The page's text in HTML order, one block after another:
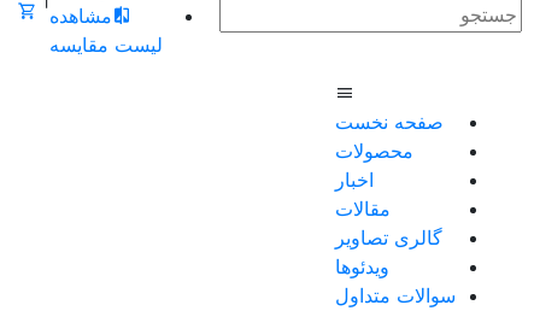
مشاهده
لیست مقایسه
صفحه نخست
محصولات
اخبار
مقالات
گالری تصاویر
ویدئوها
سوالات متداول